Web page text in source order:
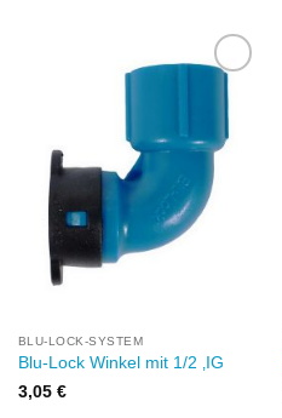
BLU-LOCK-SYSTEM
Blu-Lock Winkel mit 1/2 ‚IG
3,05 €